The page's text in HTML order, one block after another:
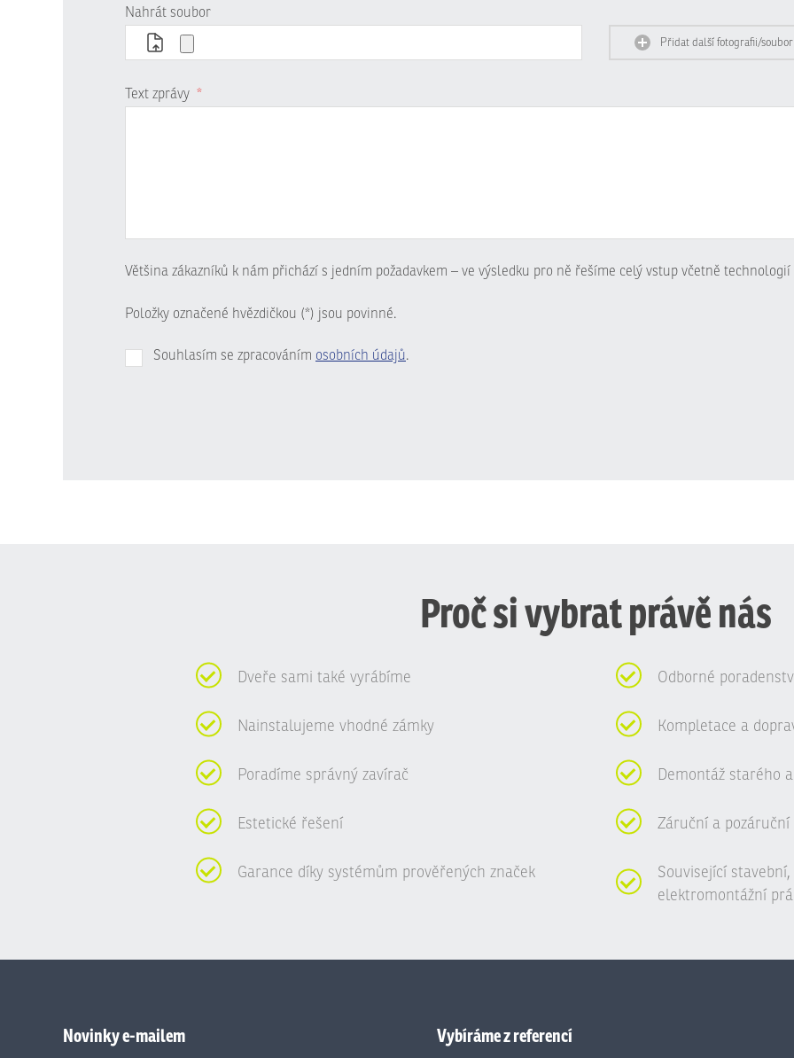
Nahrát soubor
Přidat další fotografii/soubor
Text zprávy *
Většina zákazníků k nám přichází s jedním požadavkem – ve výsledku pro ně řešíme celý vstup včetně
Položky označené hvězdičkou (*) jsou povinné.
Souhlasím se zpracováním osobních údajů.
Proč si vybrat právě nás
Dveře sami také vyrábíme
Nainstalujeme vhodné zámky
Poradíme správný zavírač
Estetické řešení
Garance díky systémům prověřených značek
Odborné
Kompletace a
Demontáž starého
Záruční a
Související
elektromontážní
Novinky e-mailem Vybíráme z referencí